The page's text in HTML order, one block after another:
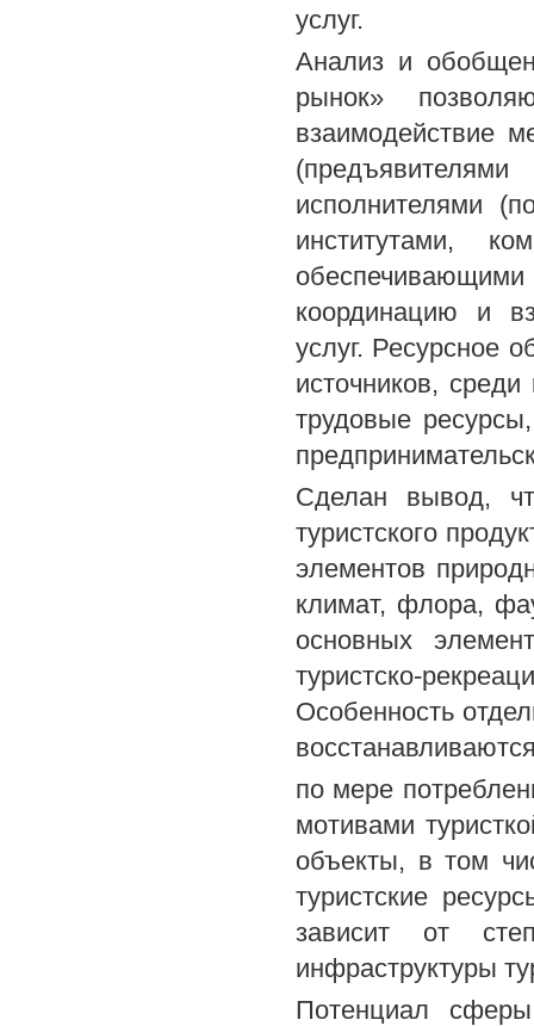
услуг.
Анализ и
рынок»
взаимодействие
исполнителями
институтами,
координацию и
услуг. Ресурсное
источников,
трудовые
Сделан вывод,
туристского
элементов
климат, флора,
основных
туристско-
Особенность
по мере
мотивами
объекты, в том
туристские
зависит от
инфраструктуры
Потенциал